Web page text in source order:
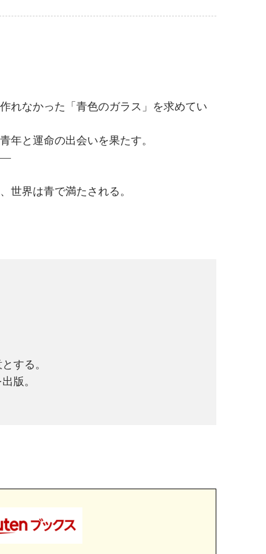
れなかった「青色のガラス」を求めてい
年と運命の出会いを果たす。
世界は青で満たされる。
する。
版。